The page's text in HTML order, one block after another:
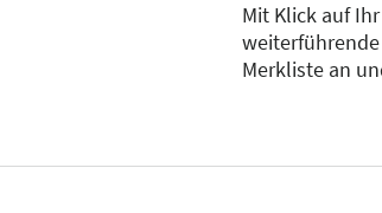
Mit Klick auf
Merkliste an